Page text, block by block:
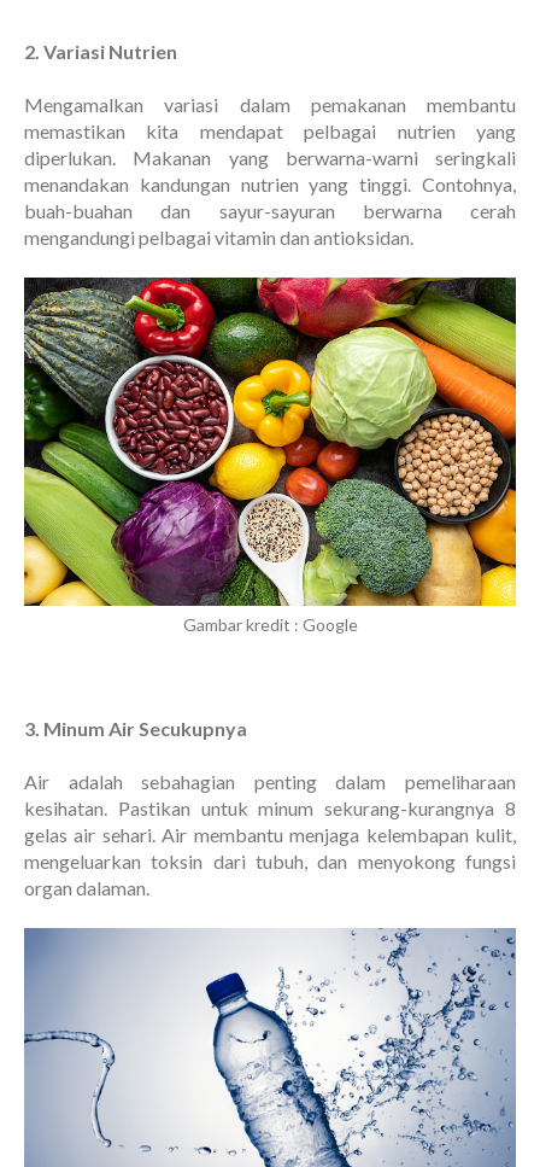
2. Variasi Nutrien
Mengamalkan variasi dalam pemakanan membantu
memastikan kita mendapat pelbagai nutrien yang
diperlukan. Makanan yang berwarna-warni seringkali
menandakan kandungan nutrien yang tinggi. Contohnya,
buah-buahan dan sayur-sayuran berwarna cerah
mengandungi pelbagai vitamin dan antioksidan.
Gambar kredit : Google
3. Minum Air Secukupnya
Air adalah sebahagian penting dalam pemeliharaan
kesihatan. Pastikan untuk minum sekurang-kurangnya 8
gelas air sehari. Air membantu menjaga kelembapan kulit,
mengeluarkan toksin dari tubuh, dan menyokong fungsi
organ dalaman.